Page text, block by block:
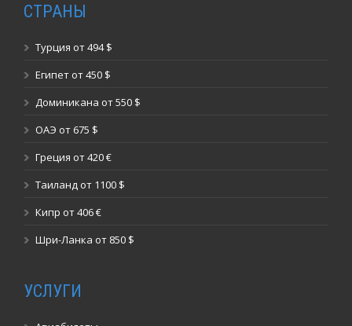
СТРАНЫ
Турция от 494 $
Египет от 450 $
Доминикана от 550 $
ОАЭ от 675 $
Греция от 420 €
Таиланд от 1100 $
Кипр от 406 €
Шри-Ланка от 850 $
УСЛУГИ